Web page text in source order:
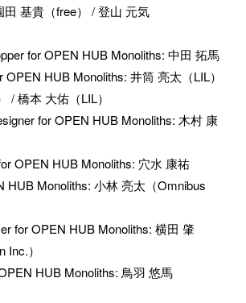
田 基貴（free） / 登山 元気
for OPEN HUB Monoliths: 中田 拓馬
OPEN HUB Monoliths: 井筒 亮太（LIL）
/ 橋本 大佑（LIL）
for OPEN HUB Monoliths: 木村 康
OPEN HUB Monoliths: 穴水 康祐
HUB Monoliths: 小林 亮太（Omnibus
for OPEN HUB Monoliths: 横田 肇
Inc.）
HUB Monoliths: 鳥羽 悠馬